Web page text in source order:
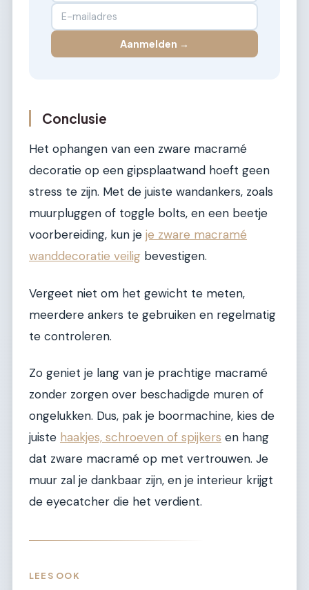
Aanmelden →
Conclusie
Het ophangen van een zware macramé
decoratie op een gipsplaatwand hoeft geen
stress te zijn. Met de juiste wandankers, zoals
muurpluggen of toggle bolts, en een beetje
voorbereiding, kun je je zware macramé
wanddecoratie veilig bevestigen.
Vergeet niet om het gewicht te meten,
meerdere ankers te gebruiken en regelmatig
te controleren.
Zo geniet je lang van je prachtige macramé
zonder zorgen over beschadigde muren of
ongelukken. Dus, pak je boormachine, kies de
juiste haakjes, schroeven of spijkers en hang
dat zware macramé op met vertrouwen. Je
muur zal je dankbaar zijn, en je interieur krijgt
de eyecatcher die het verdient.
LEES OOK